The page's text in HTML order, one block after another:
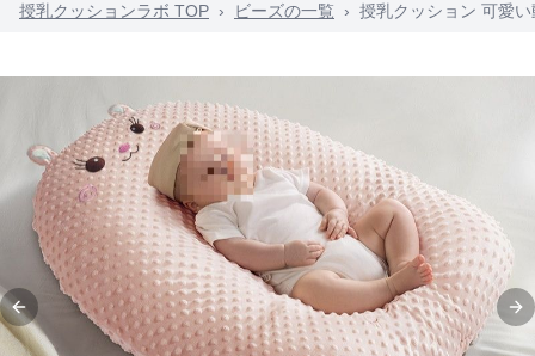
授乳クッションラボ TOP › ビーズの一覧 › 授乳クッション 可愛
Previous slide